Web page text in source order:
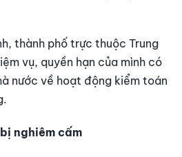
thành phố trực thuộc Trung
vụ, quyền hạn của mình có
nước về hoạt động kiểm toán
nghiêm cấm